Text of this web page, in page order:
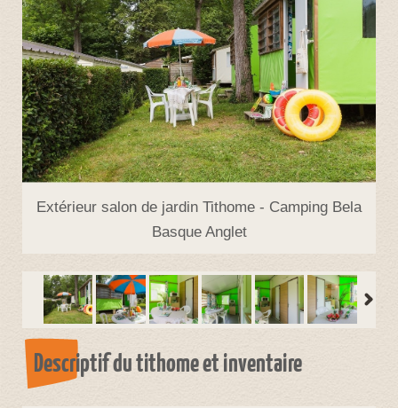
Extérieur salon de jardin Tithome - Camping Bela
Basque Anglet
Descriptif du tithome et inventaire